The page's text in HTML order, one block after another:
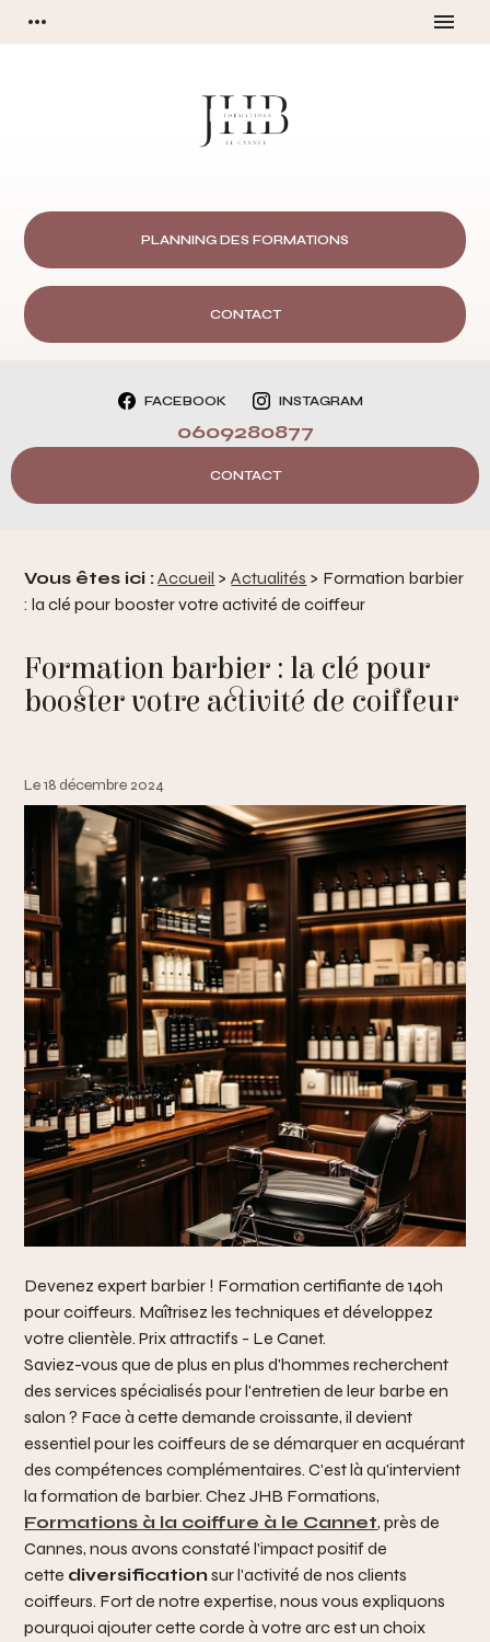
more_horiz menu
PLANNING DES FORMATIONS
CONTACT
FACEBOOK INSTAGRAM
0609280877
CONTACT
Vous êtes ici :Accueil >Actualités > Formation barbier
: la clé pour booster votre activité de coiffeur
Formation barbier : la clé pour
booster votre activité de coiffeur
Le 18 décembre 2024
Devenez expert barbier ! Formation certifiante de 140h
pour coiffeurs. Maîtrisez les techniques et développez
votre clientèle. Prix attractifs - Le Canet.
Saviez-vous que de plus en plus d'hommes recherchent
des services spécialisés pour l'entretien de leur barbe en
salon ? Face à cette demande croissante, il devient
essentiel pour les coiffeurs de se démarquer en acquérant
des compétences complémentaires. C'est là qu'intervient
la formation de barbier. Chez JHB Formations,
Formations à la coiffure à le Cannet, près de
Cannes, nous avons constaté l'impact positif de
cette diversificationsur l'activité de nos clients
coiffeurs. Fort de notre expertise, nous vous expliquons
pourquoi ajouter cette corde à votre arc est un choix